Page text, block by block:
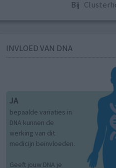
Bij
INVLOED VAN DNA
JA
bepaalde variaties in
DNA kunnen de
werking van dit
medicijn beïnvloeden.
Geeft jouw DNA je